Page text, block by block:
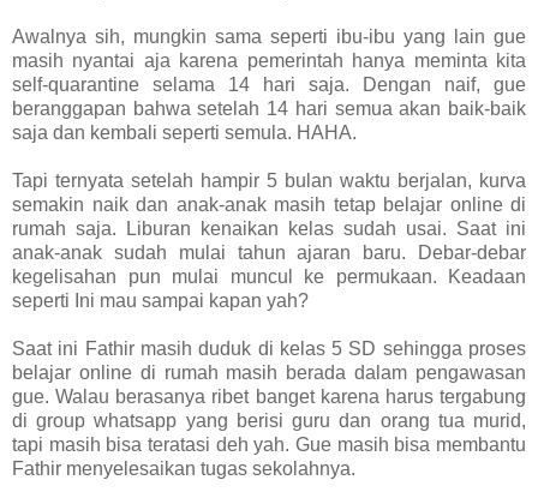
Awalnya sih, mungkin sama seperti ibu-ibu yang lain gue
masih nyantai aja karena pemerintah hanya meminta kita
self-quarantine selama 14 hari saja. Dengan naif, gue
beranggapan bahwa setelah 14 hari semua akan baik-baik
saja dan kembali seperti semula. HAHA.
Tapi ternyata setelah hampir 5 bulan waktu berjalan, kurva
semakin naik dan anak-anak masih tetap belajar online di
rumah saja. Liburan kenaikan kelas sudah usai. Saat ini
anak-anak sudah mulai tahun ajaran baru. Debar-debar
kegelisahan pun mulai muncul ke permukaan. Keadaan
seperti Ini mau sampai kapan yah?
Saat ini Fathir masih duduk di kelas 5 SD sehingga proses
belajar online di rumah masih berada dalam pengawasan
gue. Walau berasanya ribet banget karena harus tergabung
di group whatsapp yang berisi guru dan orang tua murid,
tapi masih bisa teratasi deh yah. Gue masih bisa membantu
Fathir menyelesaikan tugas sekolahnya.